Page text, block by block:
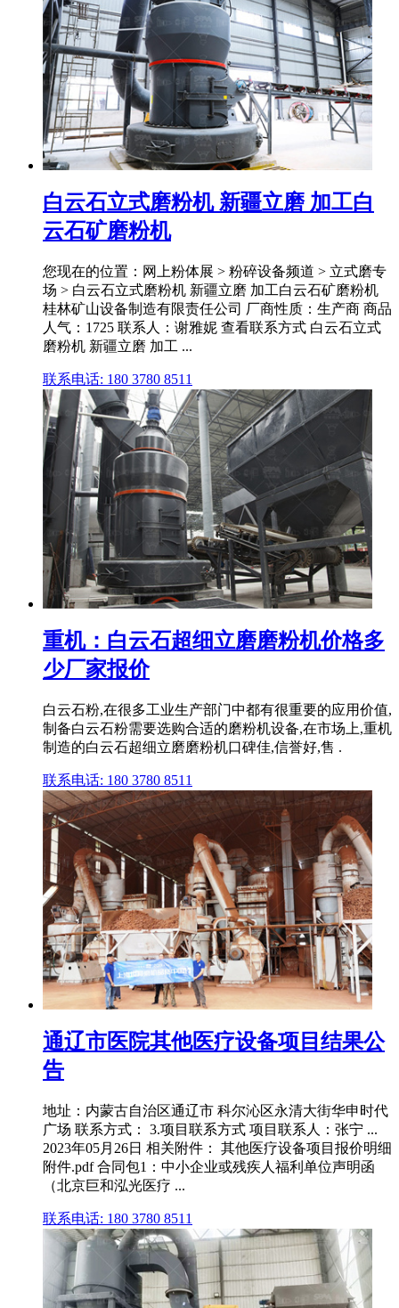
白云石立式磨粉机 新疆立磨 加工白
云石矿磨粉机
您现在的位置：网上粉体展 > 粉碎设备频道 > 立式磨专
场 > 白云石立式磨粉机 新疆立磨 加工白云石矿磨粉机
桂林矿山设备制造有限责任公司 厂商性质：生产商 商品
人气：1725 联系人：谢雅妮 查看联系方式 白云石立式
磨粉机 新疆立磨 加工 ...
联系电话: 180 3780 8511
重机：白云石超细立磨磨粉机价格多
少厂家报价
白云石粉,在很多工业生产部门中都有很重要的应用价值,
制备白云石粉需要选购合适的磨粉机设备,在市场上,重机
制造的白云石超细立磨磨粉机口碑佳,信誉好,售 .
联系电话: 180 3780 8511
通辽市医院其他医疗设备项目结果公
告
地址：内蒙古自治区通辽市 科尔沁区永清大街华申时代
广场 联系方式： 3.项目联系方式 项目联系人：张宁 ...
2023年05月26日 相关附件： 其他医疗设备项目报价明细
附件.pdf 合同包1：中小企业或残疾人福利单位声明函
（北京巨和泓光医疗 ...
联系电话: 180 3780 8511